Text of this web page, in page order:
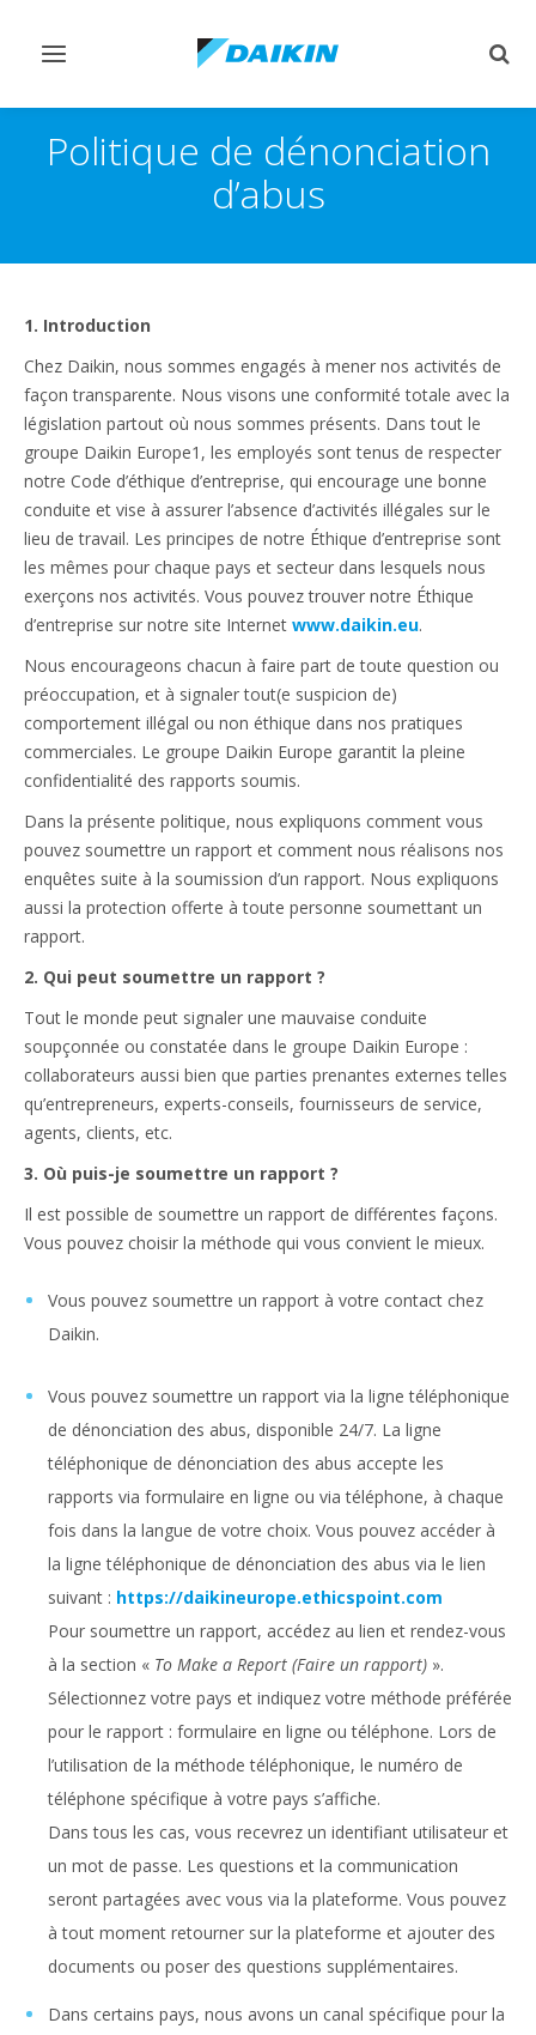
Afficher/masquer
Politique de dénonciation
d’abus
1. Introduction
Chez Daikin, nous sommes engagés à mener nos activités de
façon transparente. Nous visons une conformité totale avec la
législation partout où nous sommes présents. Dans tout le
groupe Daikin Europe1, les employés sont tenus de respecter
notre Code d’éthique d’entreprise, qui encourage une bonne
conduite et vise à assurer l’absence d’activités illégales sur le
lieu de travail. Les principes de notre Éthique d’entreprise sont
les mêmes pour chaque pays et secteur dans lesquels nous
exerçons nos activités. Vous pouvez trouver notre Éthique
d’entreprise sur notre site Internet www.daikin.eu.
Nous encourageons chacun à faire part de toute question ou
préoccupation, et à signaler tout(e suspicion de)
comportement illégal ou non éthique dans nos pratiques
commerciales. Le groupe Daikin Europe garantit la pleine
confidentialité des rapports soumis.
Dans la présente politique, nous expliquons comment vous
pouvez soumettre un rapport et comment nous réalisons nos
enquêtes suite à la soumission d’un rapport. Nous expliquons
aussi la protection offerte à toute personne soumettant un
rapport.
2. Qui peut soumettre un rapport ?
Tout le monde peut signaler une mauvaise conduite
soupçonnée ou constatée dans le groupe Daikin Europe :
collaborateurs aussi bien que parties prenantes externes telles
qu’entrepreneurs, experts-conseils, fournisseurs de service,
agents, clients, etc.
3. Où puis-je soumettre un rapport ?
Il est possible de soumettre un rapport de différentes façons.
Vous pouvez choisir la méthode qui vous convient le mieux.
Vous pouvez soumettre un rapport à votre contact chez
Daikin.
Vous pouvez soumettre un rapport via la ligne téléphonique
de dénonciation des abus, disponible 24/7. La ligne
téléphonique de dénonciation des abus accepte les
rapports via formulaire en ligne ou via téléphone, à chaque
fois dans la langue de votre choix. Vous pouvez accéder à
la ligne téléphonique de dénonciation des abus via le lien
suivant : https://daikineurope.ethicspoint.com
Pour soumettre un rapport, accédez au lien et rendez-vous
à la section « To Make a Report (Faire un rapport) ».
Sélectionnez votre pays et indiquez votre méthode préférée
pour le rapport : formulaire en ligne ou téléphone. Lors de
l’utilisation de la méthode téléphonique, le numéro de
téléphone spécifique à votre pays s’affiche.
Dans tous les cas, vous recevrez un identifiant utilisateur et
un mot de passe. Les questions et la communication
seront partagées avec vous via la plateforme. Vous pouvez
à tout moment retourner sur la plateforme et ajouter des
documents ou poser des questions supplémentaires.
Dans certains pays, nous avons un canal spécifique pour la